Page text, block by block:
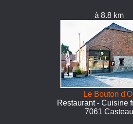
à 8.8 km
Le Bouton
Restaurant - Cuisine
7061 Casteau